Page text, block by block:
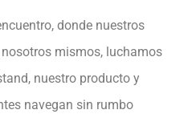
donde nuestros
mismos, luchamos
nuestro producto y
navegan sin rumbo